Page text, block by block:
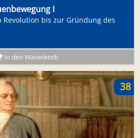
I
Revolution bis zur Gründung des
In den Warenkorb
38